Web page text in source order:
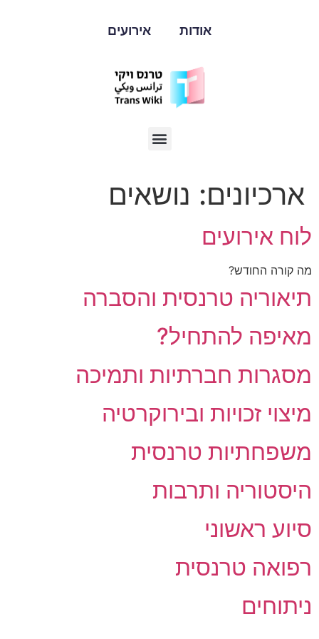
אודות אירועים
ארכיונים: נושאים
לוח אירועים
מה קורה החודש?
תיאוריה טרנסית והסברה
מאיפה להתחיל?
מסגרות חברתיות ותמיכה
מיצוי זכויות ובירוקרטיה
משפחתיות טרנסית
היסטוריה ותרבות
סיוע ראשוני
רפואה טרנסית
ניתוחים